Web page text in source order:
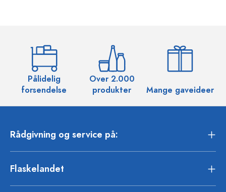
Pålidelig
forsendelse
Over 2.000
produkter
Mange gaveideer
Rådgivning og service på:
Flaskelandet